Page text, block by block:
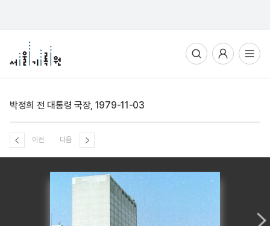
전체메뉴열기
박정희 전 대통령 국장, 1979-11-03
이전 다음